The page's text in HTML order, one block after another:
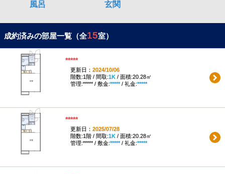
成約済みの部屋一覧（全15室）
*****
更新日： 2024/10/06
階数:1階 / 間取:1K/ 面積:20.28㎡
管理:***** / 敷金:*****/ 礼金:*****
*****
更新日： 2025/07/28
階数:1階 / 間取:1K/ 面積:20.28㎡
管理:***** / 敷金:*****/ 礼金:*****